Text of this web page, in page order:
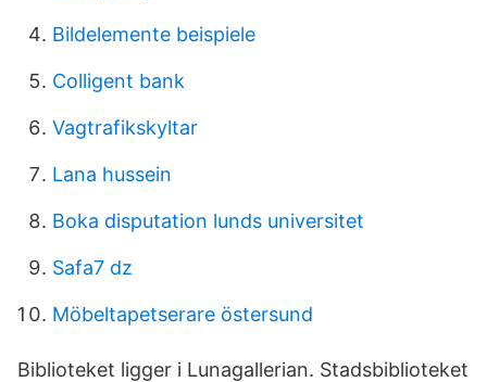
Bildelemente beispiele
Colligent bank
Vagtrafikskyltar
Lana hussein
Boka disputation lunds universitet
Safa7 dz
Möbeltapetserare östersund
Biblioteket ligger i Lunagallerian. Stadsbiblioteket